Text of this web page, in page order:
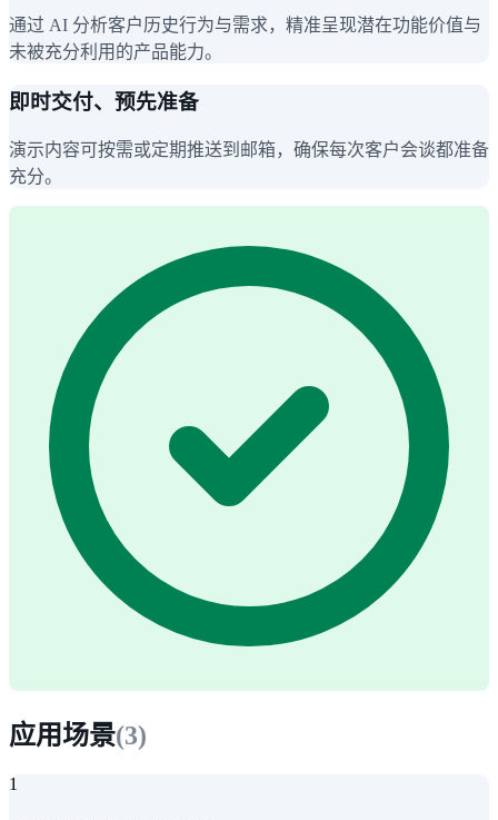
通过 AI 分析客户历史行为与需求，精准呈现潜在功能价值与
未被充分利用的产品能力。
即时交付、预先准备
演示内容可按需或定期推送到邮箱，确保每次客户会谈都准备
充分。
应用场景(3)
1